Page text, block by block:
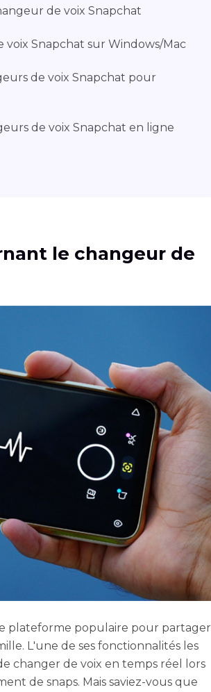
de voix Snapchat
voix Snapchat sur Windows/Mac
de voix Snapchat pour
de voix Snapchat en ligne
le changeur de
plateforme populaire pour partager
L'une de ses fonctionnalités les
changer de voix en temps réel lors
de snaps. Mais saviez-vous que